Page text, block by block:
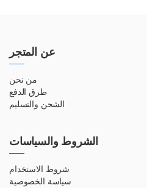
عن المتجر
من نحن
طرق الدفع
الشحن والتسليم
الشروط والسياسات
شروط الاستخدام
سياسة الخصوصية